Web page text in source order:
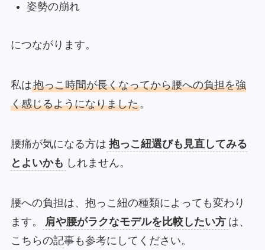
姿勢の崩れ
につながります。
私は抱っこ時間が長くなってから腰への負担を強
く感じるようになりました。
腰痛が気になる方は 抱っこ紐選びも見直してみる
とよいかも しれません。
腰への負担は、抱っこ紐の種類によっても変わり
ます。
肩や腰がラクなモデルを比較したい方 は、
こちらの記事も参考にしてください。